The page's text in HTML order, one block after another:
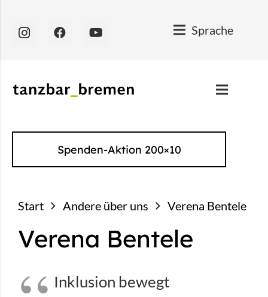
Sprache
Spenden-Aktion 200×10
Start Andere über uns Verena Bentele
Verena Bentele
Inklusion bewegt